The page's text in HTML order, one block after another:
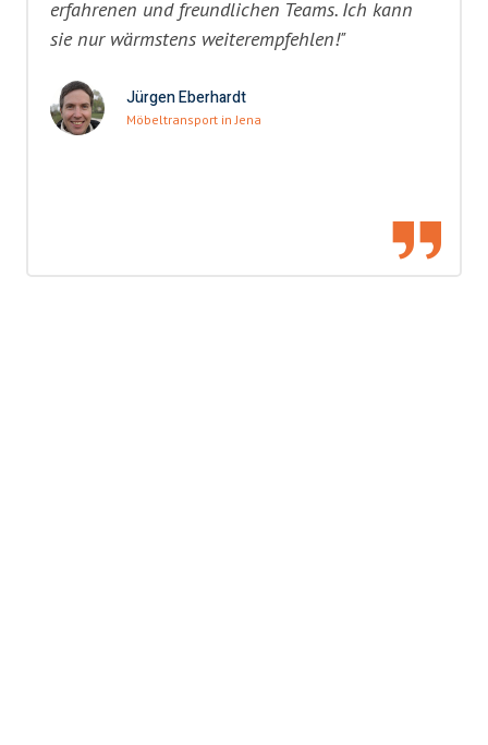
erfahrenen und freundlichen Teams. Ich kann
sie nur wärmstens weiterempfehlen!"
Jürgen Eberhardt
Möbeltransport in Jena